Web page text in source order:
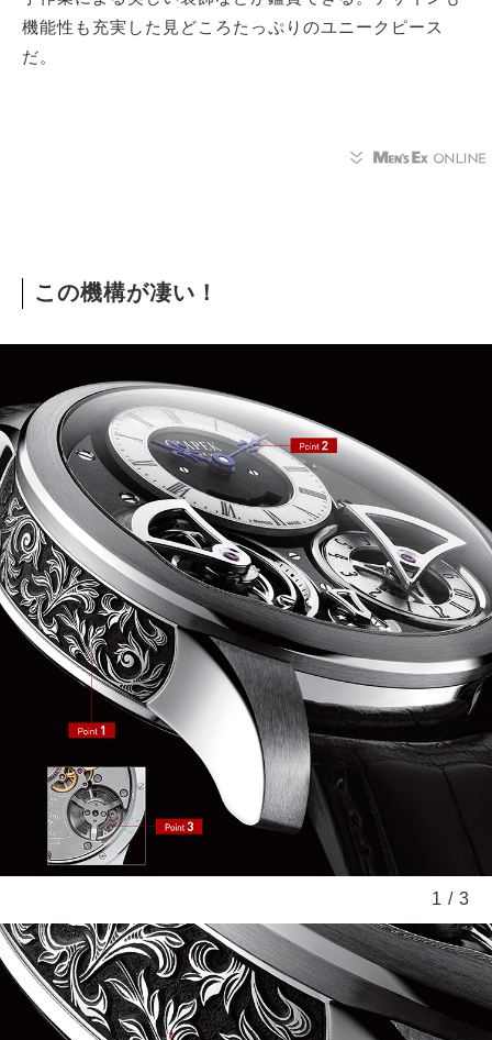
機能性も充実した見どころたっぷりのユニークピース
だ。
この機構が凄い！
1 / 3